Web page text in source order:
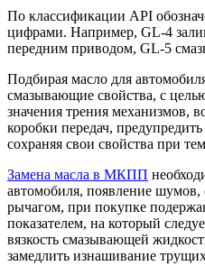
По классификации API
цифрами. Например, GL-4
передним приводом, GL-5
Подбирая масло для
смазывающие свойства, с
значения трения механизмов,
коробки передач,
сохраняя свои свойства при
Замена масла в МКПП
автомобиля, появление шумов,
рычагом, при покупке
показателем, на который
вязкость смазывающей
замедлить изнашивание